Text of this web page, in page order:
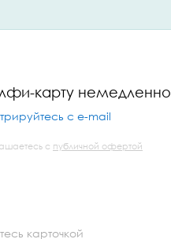
карту немедленно
с e-mail
с публичной офертой
карточкой